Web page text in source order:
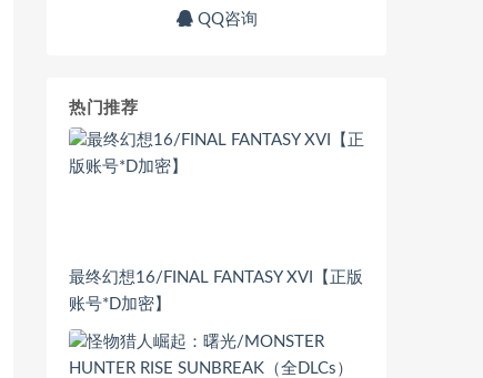
QQ咨询
热门推荐
最终幻想16/FINAL FANTASY XVI【正版
账号*D加密】